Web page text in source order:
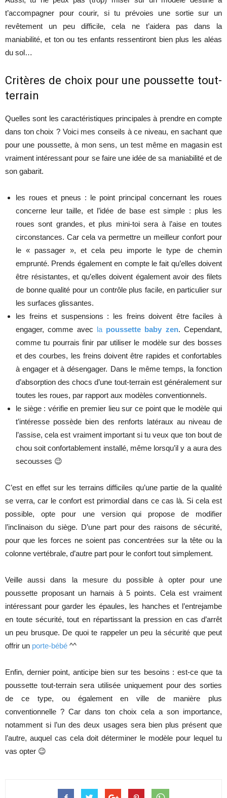
t’accompagner pour courir, si tu prévoies une sortie sur un
revêtement un peu difficile, cela ne t’aidera pas dans la
maniabilité, et ton ou tes enfants ressentiront bien plus les aléas
du sol…
Critères de choix pour une poussette tout-
terrain
Quelles sont les caractéristiques principales à prendre en compte
dans ton choix ? Voici mes conseils à ce niveau, en sachant que
pour une poussette, à mon sens, un test même en magasin est
vraiment intéressant pour se faire une idée de sa maniabilité et de
son gabarit.
les roues et pneus : le point principal concernant les roues
concerne leur taille, et l’idée de base est simple : plus les
roues sont grandes, et plus mini-toi sera à l’aise en toutes
circonstances. Car cela va permettre un meilleur confort pour
le « passager », et cela peu importe le type de chemin
emprunté. Prends également en compte le fait qu’elles doivent
être résistantes, et qu’elles doivent également avoir des filets
de bonne qualité pour un contrôle plus facile, en particulier sur
les surfaces glissantes.
les freins et suspensions : les freins doivent être faciles à
engager, comme avec la poussette baby zen. Cependant,
comme tu pourrais finir par utiliser le modèle sur des bosses
et des courbes, les freins doivent être rapides et confortables
à engager et à désengager. Dans le même temps, la fonction
d’absorption des chocs d’une tout-terrain est généralement sur
toutes les roues, par rapport aux modèles conventionnels.
le siège : vérifie en premier lieu sur ce point que le modèle qui
t’intéresse possède bien des renforts latéraux au niveau de
l’assise, cela est vraiment important si tu veux que ton bout de
chou soit confortablement installé, même lorsqu’il y a aura des
secousses 😉
C’est en effet sur les terrains difficiles qu’une partie de la qualité
se verra, car le confort est primordial dans ce cas là. Si cela est
possible, opte pour une version qui propose de modifier
l’inclinaison du siège. D’une part pour des raisons de sécurité,
pour que les forces ne soient pas concentrées sur la tête ou la
colonne vertébrale, d’autre part pour le confort tout simplement.
Veille aussi dans la mesure du possible à opter pour une
poussette proposant un harnais à 5 points. Cela est vraiment
intéressant pour garder les épaules, les hanches et l’entrejambe
en toute sécurité, tout en répartissant la pression en cas d’arrêt
un peu brusque. De quoi te rappeler un peu la sécurité que peut
offrir un porte-bébé ^^
Enfin, dernier point, anticipe bien sur tes besoins : est-ce que ta
poussette tout-terrain sera utilisée uniquement pour des sorties
de ce type, ou également en ville de manière plus
conventionnelle ? Car dans ton choix cela a son importance,
notamment si l’un des deux usages sera bien plus présent que
l’autre, auquel cas cela doit déterminer le modèle pour lequel tu
vas opter 😉